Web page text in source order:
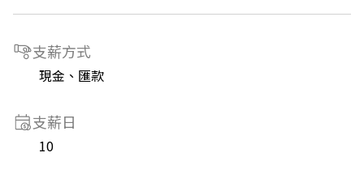
支薪方式
現金、匯款
支薪日
10